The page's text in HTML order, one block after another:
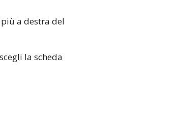
a destra del
la scheda